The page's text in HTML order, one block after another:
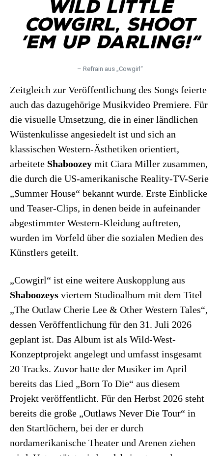
Wild little
cowgirl, shoot
’em up darling!“
– Refrain aus „Cowgirl“
Zeitgleich zur Veröffentlichung des Songs feierte
auch das dazugehörige Musikvideo Premiere. Für
die visuelle Umsetzung, die in einer ländlichen
Wüstenkulisse angesiedelt ist und sich an
klassischen Western-Ästhetiken orientiert,
arbeitete Shaboozey mit Ciara Miller zusammen,
die durch die US-amerikanische Reality-TV-Serie
„Summer House“ bekannt wurde. Erste Einblicke
und Teaser-Clips, in denen beide in aufeinander
abgestimmter Western-Kleidung auftreten,
wurden im Vorfeld über die sozialen Medien des
Künstlers geteilt.
„Cowgirl“ ist eine weitere Auskopplung aus
Shaboozeys viertem Studioalbum mit dem Titel
„The Outlaw Cherie Lee & Other Western Tales“,
dessen Veröffentlichung für den 31. Juli 2026
geplant ist. Das Album ist als Wild-West-
Konzeptprojekt angelegt und umfasst insgesamt
20 Tracks. Zuvor hatte der Musiker im April
bereits das Lied „Born To Die“ aus diesem
Projekt veröffentlicht. Für den Herbst 2026 steht
bereits die große „Outlaws Never Die Tour“ in
den Startlöchern, bei der er durch
nordamerikanische Theater und Arenen ziehen